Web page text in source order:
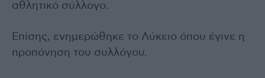
αθλητικό σύλλογο.
Επίσης, ενημερώθηκε το Λύκειο όπου έγινε η
προπόνηση του συλλόγου.